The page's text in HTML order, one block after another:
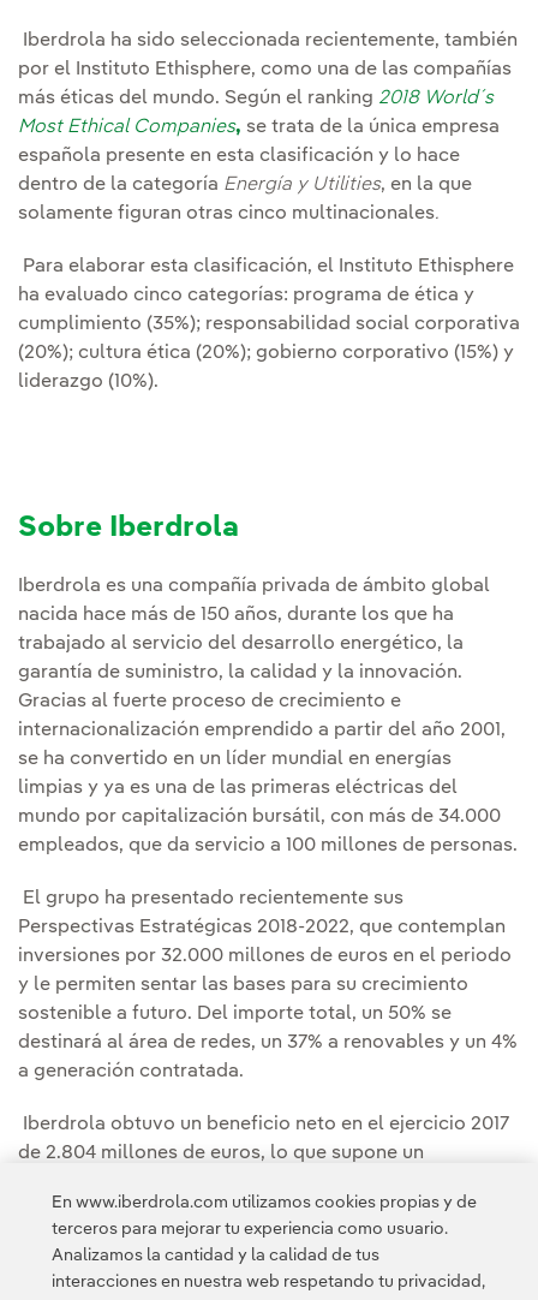
Iberdrola ha sido seleccionada recientemente, también
por el Instituto Ethisphere, como una de las compañías
más éticas del mundo. Según el ranking 2018 World´s
Most Ethical Companies, se trata de la única empresa
española presente en esta clasificación y lo hace
dentro de la categoría Energía y Utilities, en la que
solamente figuran otras cinco multinacionales.
Para elaborar esta clasificación, el Instituto Ethisphere
ha evaluado cinco categorías: programa de ética y
cumplimiento (35%); responsabilidad social corporativa
(20%); cultura ética (20%); gobierno corporativo (15%) y
liderazgo (10%).
Sobre Iberdrola
Iberdrola es una compañía privada de ámbito global
nacida hace más de 150 años, durante los que ha
trabajado al servicio del desarrollo energético, la
garantía de suministro, la calidad y la innovación.
Gracias al fuerte proceso de crecimiento e
internacionalización emprendido a partir del año 2001,
se ha convertido en un líder mundial en energías
limpias y ya es una de las primeras eléctricas del
mundo por capitalización bursátil, con más de 34.000
empleados, que da servicio a 100 millones de personas.
El grupo ha presentado recientemente sus
Perspectivas Estratégicas 2018-2022, que contemplan
inversiones por 32.000 millones de euros en el periodo
y le permiten sentar las bases para su crecimiento
sostenible a futuro. Del importe total, un 50% se
destinará al área de redes, un 37% a renovables y un 4%
a generación contratada.
Iberdrola obtuvo un beneficio neto en el ejercicio 2017
de 2.804 millones de euros, lo que supone un
mientras que su beneficio bruto de explotación (Ebitda)
se situó en 7.319 millones de euros.
En www.iberdrola.com utilizamos cookies propias y de
terceros para mejorar tu experiencia como usuario.
Analizamos la cantidad y la calidad de tus
interacciones en nuestra web respetando tu privacidad,